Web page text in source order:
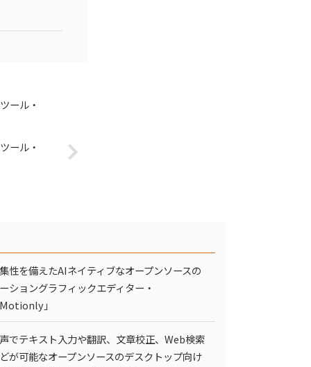
ール・
ール・
性を備えたAIネイティブなオープンソースの
ショングラフィックエディター・
」
でテキスト入力や翻訳、文章校正、Web検索
が可能なオープンソースのデスクトップ向け